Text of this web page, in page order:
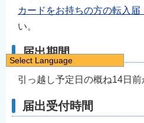
カードをお持ちの方の転入届
い。
届出期間
引っ越し予定日の概ね14日前
届出受付時間
Select Language
日本語
简体中文